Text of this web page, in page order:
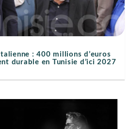
: 400 millions d’euros
durable en Tunisie d’ici 2027